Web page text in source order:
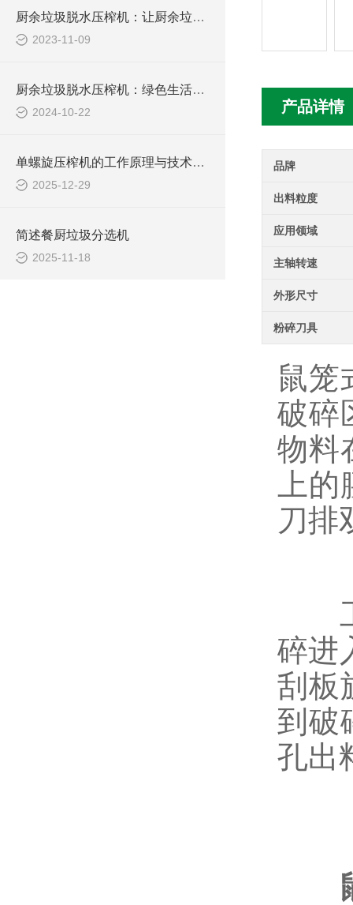
产品详情
品牌
出料粒度
应用领域
主轴转速
外形尺寸
粉碎刀具
鼠笼
破碎
物料
上
刀排
工
碎进
刮板
到破
孔出
鼠
厨余垃圾脱水压榨机：让厨余垃圾转化为资源
2023-11-09
厨余垃圾脱水压榨机：绿色生活的创新实践
2024-10-22
单螺旋压榨机的工作原理与技术特点
2025-12-29
简述餐厨垃圾分选机
2025-11-18